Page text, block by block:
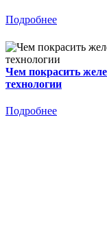
Подробнее
Чем покрасить
технологии
Подробнее